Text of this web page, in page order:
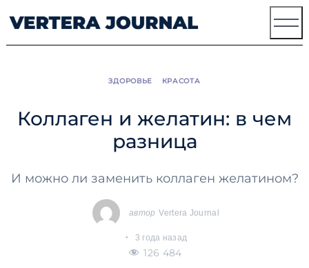
ЗДОРОВЬЕ КРАСОТА
Коллаген и желатин: в чем
разница
И можно ли заменить коллаген желатином?
автор Vertera Journal
3 года назад
126 484